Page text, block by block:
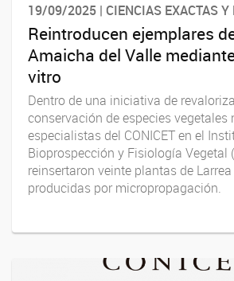
19/09/2025 | CIENCIAS EXACTAS Y
Reintroducen ejemplares
Amaicha del Valle
vitro
Dentro de una iniciativa de
conservación de especies vegetales
especialistas del CONICET en el
Bioprospección y Fisiología Vegetal
reinsertaron veinte plantas de
producidas por micropropagación.